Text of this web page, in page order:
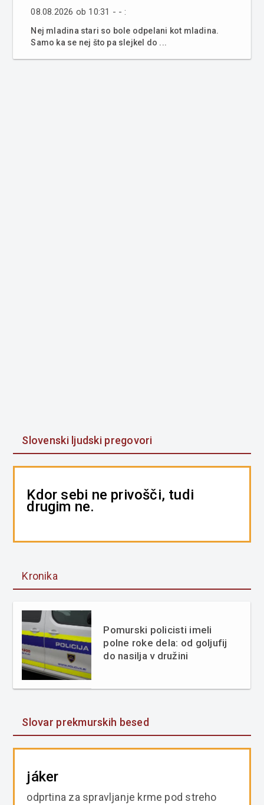
08.08.2026 ob 10:31 - - :
Nej mladina stari so bole odpelani kot mladina.
Samo ka se nej što pa slejkel do ...
Slovenski ljudski pregovori
Kdor sebi ne privošči, tudi
drugim ne.
Kronika
Pomurski policisti imeli
polne roke dela: od goljufij
do nasilja v družini
Slovar prekmurskih besed
jáker
odprtina za spravljanje krme pod streho